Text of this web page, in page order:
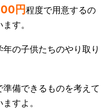
円程度で用意するの
す。
の子供たちのやり取り
準備できるものを考えて
すよ。